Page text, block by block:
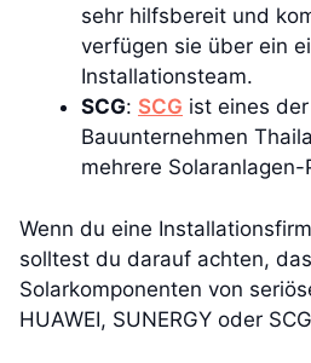
sehr hilfsbereit und
verfügen sie über ein
Installationsteam.
SCG: SCG ist eines
Bauunternehmen
mehrere Solaranlagen-
Wenn du eine
solltest du darauf achten,
Solarkomponenten von
HUAWEI, SUNERGY oder